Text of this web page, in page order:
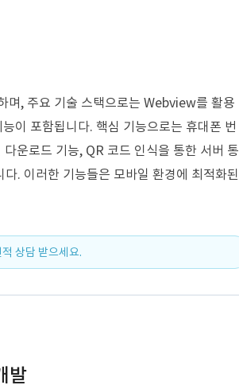
며, 주요 기술 스택으로는 Webview를 활용
이 포함됩니다. 핵심 기능으로는 휴대폰 번
운로드 기능, QR 코드 인식을 통한 서버 통
. 이러한 기능들은 모바일 환경에 최적화된
상담 받으세요.
발